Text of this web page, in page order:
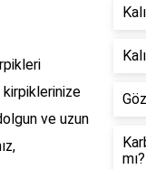
ve uzun
mı?